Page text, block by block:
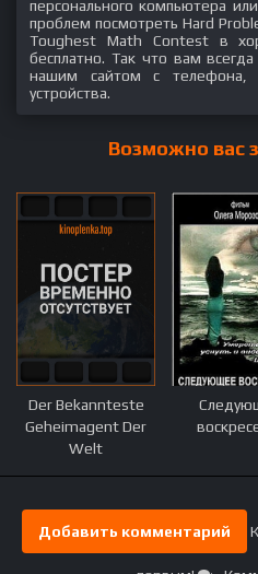
персонального компьютера
проблем посмотреть Hard
Toughest Math Contest в
бесплатно. Так что вам
нашим сайтом с телефона,
устройства.
Возможно вас
Der Bekannteste
Geheimagent Der
Welt
Добавить комментарий